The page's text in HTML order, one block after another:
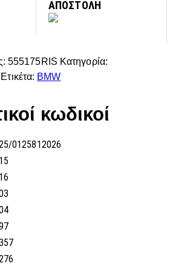
ΑΠΟΣΤΟΛΗ
555175RIS Κατηγορία:
Ετικέτα: BMW
κωδικοί
0125812026